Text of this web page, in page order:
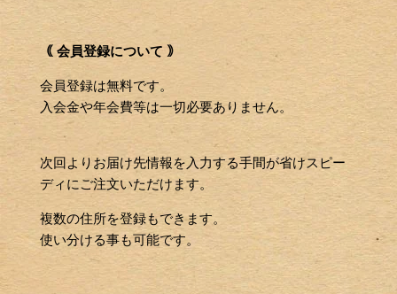
｟ 会員登録について ｠
会員登録は無料です。
入会金や年会費等は一切必要ありません。
次回よりお届け先情報を入力する手間が省けスピー
ディにご注文いただけます。
複数の住所を登録もできます。
使い分ける事も可能です。